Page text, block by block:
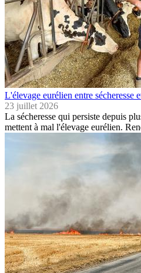
L'élevage eurélien entre sécheresse
23 juillet 2026
La sécheresse qui persiste depuis
mettent à mal l'élevage eurélien.